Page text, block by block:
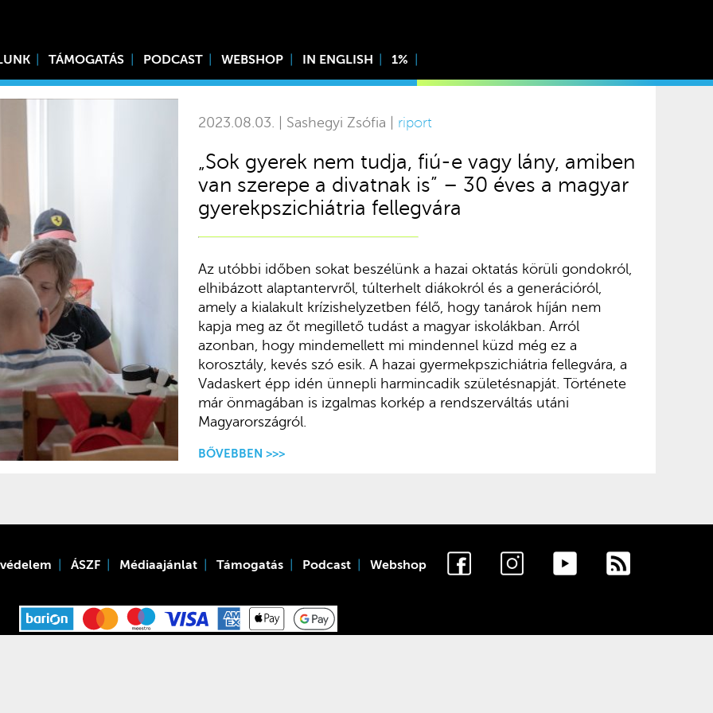
TÁMOGATÁS PODCAST WEBSHOP IN ENGLISH 1%
2023.08.03. | Sashegyi Zsófia | riport
„Sok gyerek nem tudja, fiú-e vagy lány, amiben
van szerepe a divatnak is” – 30 éves a magyar
gyerekpszichiátria fellegvára
Az utóbbi időben sokat beszélünk a hazai oktatás körüli gondokról,
elhibázott alaptantervről, túlterhelt diákokról és a generációról,
amely a kialakult krízishelyzetben félő, hogy tanárok híján nem
kapja meg az őt megillető tudást a magyar iskolákban. Arról
azonban, hogy mindemellett mi mindennel küzd még ez a
korosztály, kevés szó esik. A hazai gyermekpszichiátria fellegvára, a
Vadaskert épp idén ünnepli harmincadik születésnapját. Története
már önmagában is izgalmas korkép a rendszerváltás utáni
Magyarországról.
BŐVEBBEN >>>
ÁSZF Médiaajánlat Támogatás Podcast Webshop